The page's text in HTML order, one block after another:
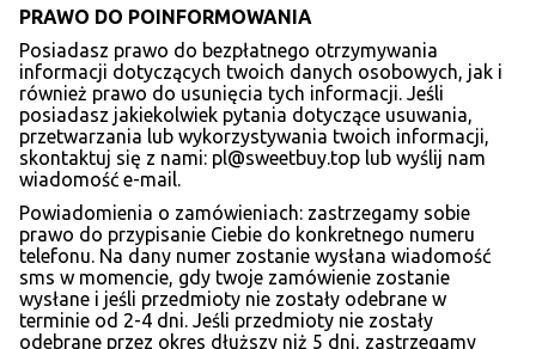
PRAWO DO POINFORMOWANIA
Posiadasz prawo do bezpłatnego otrzymywania
informacji dotyczących twoich danych osobowych, jak i
również prawo do usunięcia tych informacji. Jeśli
posiadasz jakiekolwiek pytania dotyczące usuwania,
przetwarzania lub wykorzystywania twoich informacji,
skontaktuj się z nami: pl@sweetbuy.top lub wyślij nam
wiadomość e-mail.
Powiadomienia o zamówieniach: zastrzegamy sobie
prawo do przypisanie Ciebie do konkretnego numeru
telefonu. Na dany numer zostanie wysłana wiadomość
sms w momencie, gdy twoje zamówienie zostanie
wysłane i jeśli przedmioty nie zostały odebrane w
terminie od 2-4 dni. Jeśli przedmioty nie zostały
odebrane przez okres dłuższy niż 5 dni, zastrzegamy